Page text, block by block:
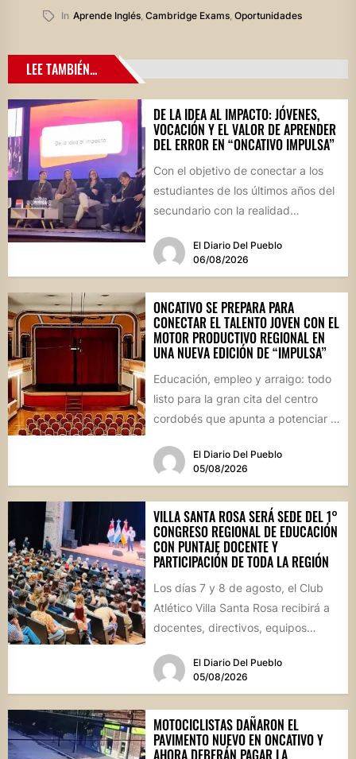
In Aprende Inglés, Cambridge Exams, Oportunidades
LEE TAMBIÉN...
DE LA IDEA AL IMPACTO: JÓVENES,
VOCACIÓN Y EL VALOR DE APRENDER
DEL ERROR EN “ONCATIVO IMPULSA”
Con el objetivo de conectar a los
estudiantes de los últimos años del
secundario con la realidad
El Diario Del Pueblo
06/08/2026
ONCATIVO SE PREPARA PARA
CONECTAR EL TALENTO JOVEN CON EL
MOTOR PRODUCTIVO REGIONAL EN
UNA NUEVA EDICIÓN DE “IMPULSA”
Educación, empleo y arraigo: todo
listo para la gran cita del centro
cordobés que apunta a potenciar el
El Diario Del Pueblo
05/08/2026
VILLA SANTA ROSA SERÁ SEDE DEL 1°
CONGRESO REGIONAL DE EDUCACIÓN
CON PUNTAJE DOCENTE Y
PARTICIPACIÓN DE TODA LA REGIÓN
Los días 7 y 8 de agosto, el Club
Atlético Villa Santa Rosa recibirá a
docentes, directivos, equipos
El Diario Del Pueblo
05/08/2026
MOTOCICLISTAS DAÑARON EL
PAVIMENTO NUEVO EN ONCATIVO Y